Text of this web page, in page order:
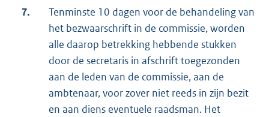
7.
Tenminste 10 dagen voor de behandeling van
het bezwaarschrift in de commissie, worden
alle daarop betrekking hebbende stukken
door de secretaris in afschrift toegezonden
aan de leden van de commissie, aan de
ambtenaar, voor zover niet reeds in zijn bezit
en aan diens eventuele raadsman. Het